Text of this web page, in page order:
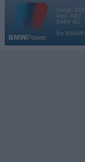
Vortāls
kopš 2002.
BMW AG.
Par